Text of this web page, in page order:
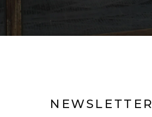
NEWSLETTER